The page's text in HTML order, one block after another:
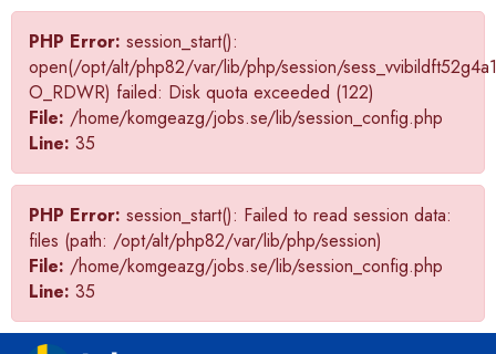
PHP Error: session_start():
open(/opt/alt/php82/var/lib/php/session/
O_RDWR) failed: Disk quota exceeded (122)
File: /home/komgeazg/jobs.se/lib/session_config.php
Line: 35
PHP Error: session_start(): Failed to read session data:
files (path: /opt/alt/php82/var/lib/php/session)
File: /home/komgeazg/jobs.se/lib/session_config.php
Line: 35